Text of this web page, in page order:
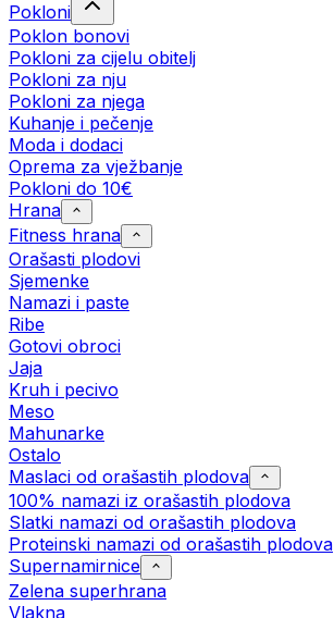
Pokloni
Poklon bonovi
Pokloni za cijelu obitelj
Pokloni za nju
Pokloni za njega
Kuhanje i pečenje
Moda i dodaci
Oprema za vježbanje
Pokloni do 10€
Hrana
Fitness hrana
Orašasti plodovi
Sjemenke
Namazi i paste
Ribe
Gotovi obroci
Jaja
Kruh i pecivo
Meso
Mahunarke
Ostalo
Maslaci od orašastih plodova
100% namazi iz orašastih plodova
Slatki namazi od orašastih plodova
Proteinski namazi od orašastih plodova
Supernamirnice
Zelena superhrana
Vlakna